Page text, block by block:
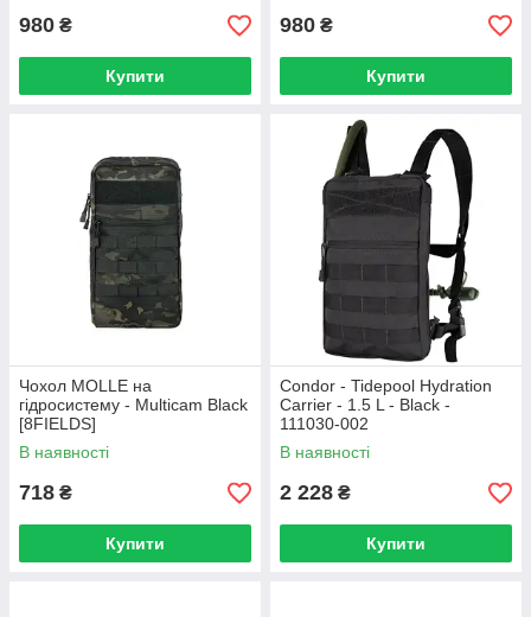
980 ₴
Купити
980 ₴
Купити
Чохол MOLLE на
гідросистему - Multicam Black
[8FIELDS]
В наявності
718 ₴
Купити
Condor - Tidepool Hydration
Carrier - 1.5 L - Black -
111030-002
В наявності
2 228 ₴
Купити